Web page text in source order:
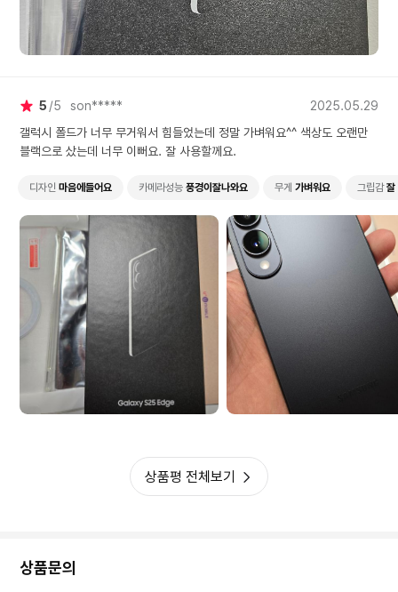
5 5 son*****
2025.05.29
갤럭시 폴드가 너무 무거워서 힘들었는데 정말 가벼워요^^ 색상도 오랜만
블랙으로 샀는데 너무 이뻐요. 잘 사용할께요.
디자인 마음에들어요 카메라성능 풍경이잘나와요 무게 가벼워요 그립감 잘
상품평 전체보기
상품문의